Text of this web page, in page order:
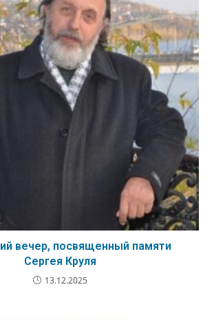
вечер, посвященный памяти
Сергея Круля
13.12.2025